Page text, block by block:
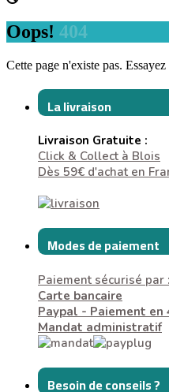
Oops! 404
Cette page n'existe pas.
La livraison
Livraison Gratuite :
Click & Collect à Blois
Dès 59€ d'achat en
Modes de paiement
Paiement sécurisé par :
Carte bancaire
Paypal - Paiement en
Mandat administratif
Besoin de conseils ?